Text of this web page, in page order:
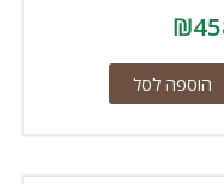
₪
הוספה לסל